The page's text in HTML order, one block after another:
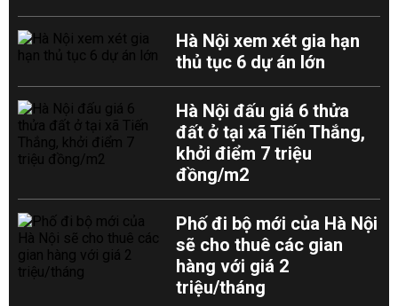
Hà Nội xem xét gia hạn
thủ tục 6 dự án lớn
Hà Nội đấu giá 6 thửa
đất ở tại xã Tiến Thắng,
khởi điểm 7 triệu
đồng/m2
Phố đi bộ mới của Hà Nội
sẽ cho thuê các gian
hàng với giá 2
triệu/tháng